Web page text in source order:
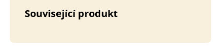
Související produkt